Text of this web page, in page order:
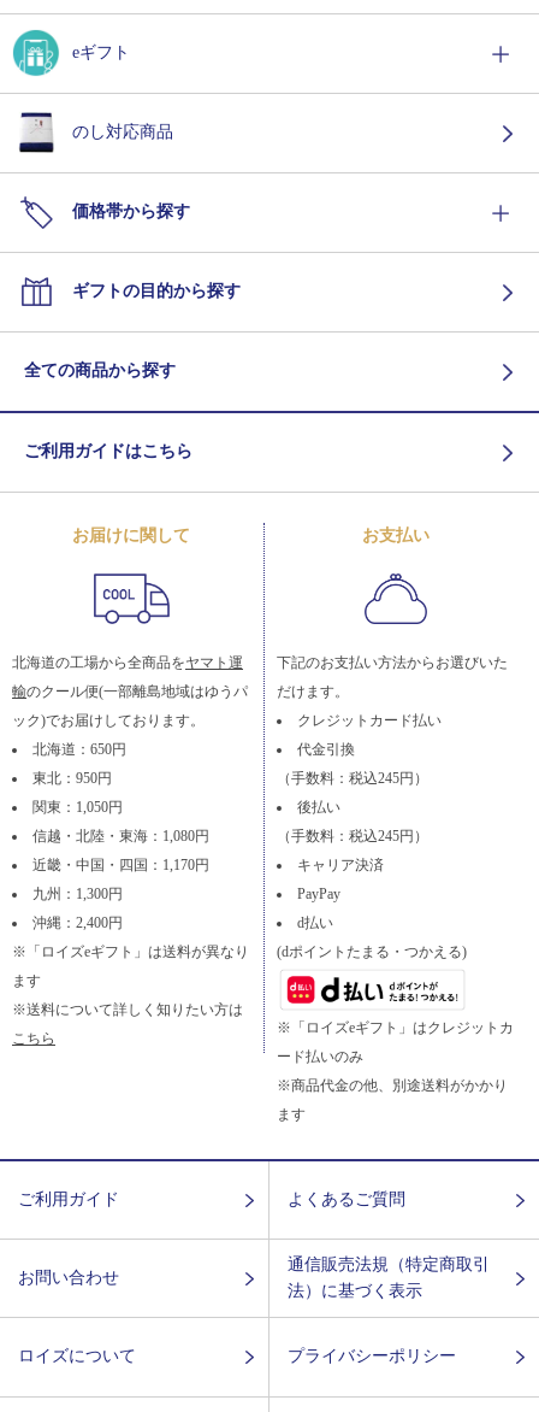
eギフト
のし対応商品
価格帯から探す
ギフトの目的から探す
全ての商品から探す
ご利用ガイドはこちら
お届けに関して
北海道の工場から全商品をヤマト運
輸のクール便(一部離島地域はゆうパ
ック)でお届けしております。
北海道：650円
東北：950円
関東：1,050円
信越・北陸・東海：1,080円
近畿・中国・四国：1,170円
九州：1,300円
沖縄：2,400円
※「ロイズeギフト」は送料が異なり
ます
※送料について詳しく知りたい方は
こちら
お支払い
下記のお支払い方法からお選びいた
だけます。
クレジットカード払い
代金引換
（手数料：税込245円）
後払い
（手数料：税込245円）
キャリア決済
PayPay
d払い
(dポイントたまる・つかえる)
※「ロイズeギフト」はクレジットカ
ード払いのみ
※商品代金の他、別途送料がかかり
ます
ご利用ガイド よくあるご質問
お問い合わせ
通信販売法規（特定商取引
法）に基づく表示
ロイズについて プライバシーポリシー